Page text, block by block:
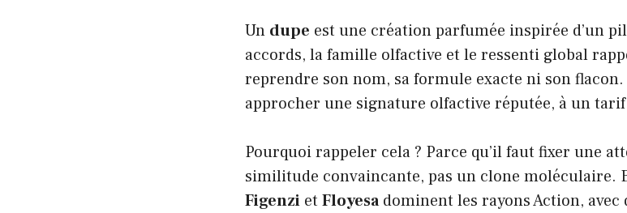
Un dupe est une création parfumée inspirée d’un
accords, la famille olfactive et le ressenti global
reprendre son nom, sa formule exacte ni son flacon.
approcher une signature olfactive réputée, à un tarif
Pourquoi rappeler cela ? Parce qu’il faut fixer une
similitude convaincante, pas un clone moléculaire.
Figenzi et Floyesadominent les rayons Action, avec